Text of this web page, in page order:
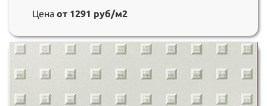
Цена от 1291 руб/м2